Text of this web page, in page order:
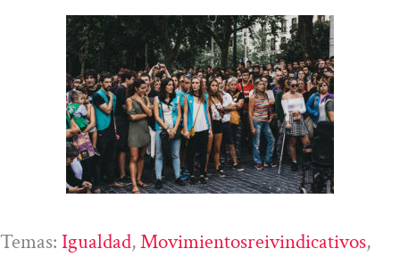
Temas: Igualdad, Movimientosreivindicativos